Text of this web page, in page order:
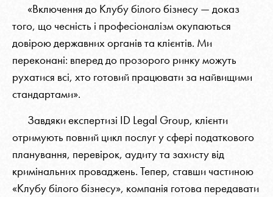
«Включення до Клубу білого бізнесу — доказ
того, що чесність і професіоналізм окупаються
довірою державних органів та клієнтів. Ми
переконані: вперед до прозорого ринку можуть
рухатися всі, хто готовий працювати за найвищими
стандартами».
Завдяки експертизі ID Legal Group, клієнти
отримують повний цикл послуг у сфері податкового
планування, перевірок, аудиту та захисту від
кримінальних проваджень. Тепер, ставши частиною
«Клубу білого бізнесу», компанія готова передавати